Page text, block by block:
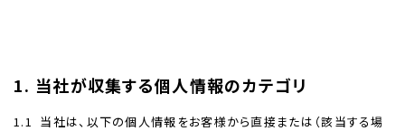
1. 当社が収集する個人情報のカテゴリ
1.1
当社は、以下の個人情報をお客様から直接または（該当する場